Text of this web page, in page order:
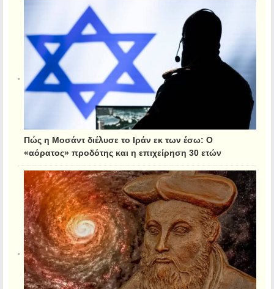
Πώς η Μοσάντ διέλυσε το Ιράν εκ των έσω: Ο
«αόρατος» προδότης και η επιχείρηση 30 ετών